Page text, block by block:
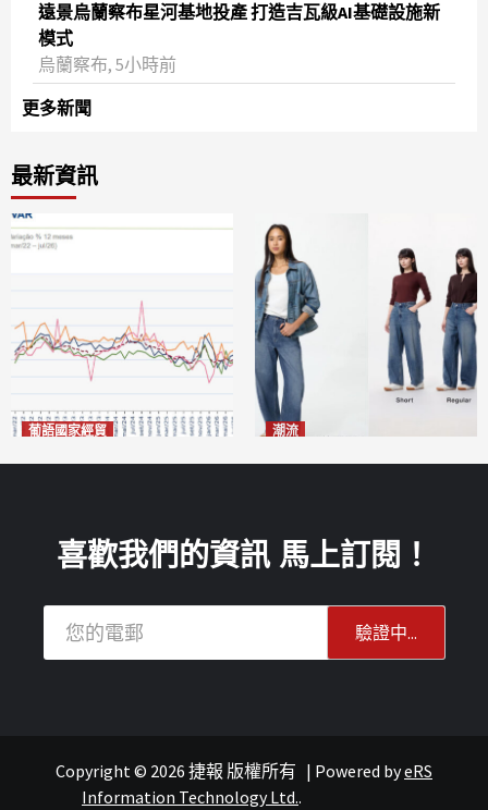
遠景烏蘭察布星河基地投產 打造吉瓦級AI基礎設施新
模式
烏蘭察布, 5小時前
更多新聞
最新資訊
葡語國家經貿 潮流
重點新聞 澳聞
喜歡我們的資訊 馬上訂閱！
Copyright © 2026 捷報 版權所有 | Powered byeRS
Information Technology Ltd..